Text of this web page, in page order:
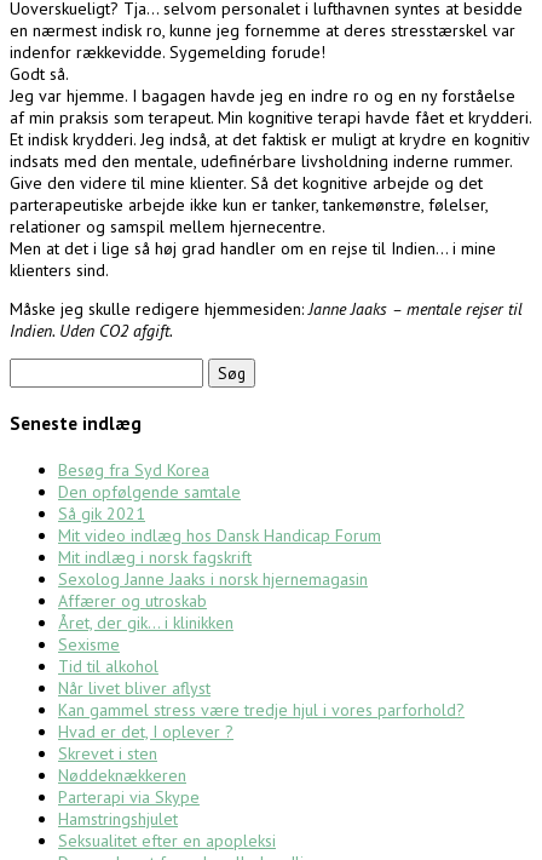
Uoverskueligt? Tja… selvom personalet i lufthavnen syntes at besidde
en nærmest indisk ro, kunne jeg fornemme at deres stresstærskel var
indenfor rækkevidde. Sygemelding forude!
Godt så.
Jeg var hjemme. I bagagen havde jeg en indre ro og en ny forståelse
af min praksis som terapeut. Min kognitive terapi havde fået et krydderi.
Et indisk krydderi. Jeg indså, at det faktisk er muligt at krydre en kognitiv
indsats med den mentale, udefinérbare livsholdning inderne rummer.
Give den videre til mine klienter. Så det kognitive arbejde og det
parterapeutiske arbejde ikke kun er tanker, tankemønstre, følelser,
relationer og samspil mellem hjernecentre.
Men at det i lige så høj grad handler om en rejse til Indien… i mine
klienters sind.
Måske jeg skulle redigere hjemmesiden:Janne Jaaks – mentale rejser til
Indien. Uden CO2 afgift.
efter:
Seneste indlæg
Besøg fra Syd Korea
Den opfølgende samtale
Så gik 2021
Mit video indlæg hos Dansk Handicap Forum
Mit indlæg i norsk fagskrift
Sexolog Janne Jaaks i norsk hjernemagasin
Affærer og utroskab
Året, der gik… i klinikken
Sexisme
Tid til alkohol
Når livet bliver aflyst
Kan gammel stress være tredje hjul i vores parforhold?
Hvad er det, I oplever ?
Skrevet i sten
Nøddeknækkeren
Parterapi via Skype
Hamstringshjulet
Seksualitet efter en apopleksi